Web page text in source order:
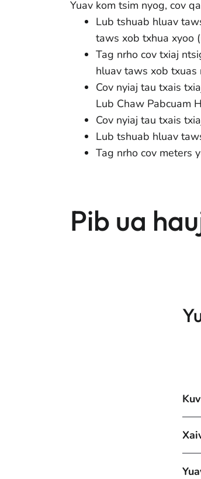
Yuav kom tsim nyog, cov
Lub tshuab hluav
taws xob txhua xyoo
Tag nrho cov txiaj
hluav taws xob txuas
Cov nyiaj tau txais
Lub Chaw Pabcuam
Cov nyiaj tau txais
Lub tshuab hluav
Tag nrho cov meters
Pib ua